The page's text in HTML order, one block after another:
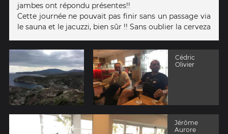
jambes ont répondu présentes!!
Cette journée ne pouvait pas finir sans un passage via
le sauna et le jacuzzi, bien sûr !! Sans oublier la cerveza
Cédric
Olivier
Jérôme
Aurore